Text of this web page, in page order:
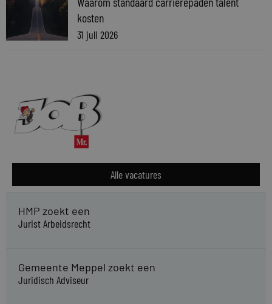
kosten
31 juli 2026
Alle vacatures
HMP zoekt een
Jurist Arbeidsrecht
Gemeente Meppel zoekt een
Juridisch Adviseur